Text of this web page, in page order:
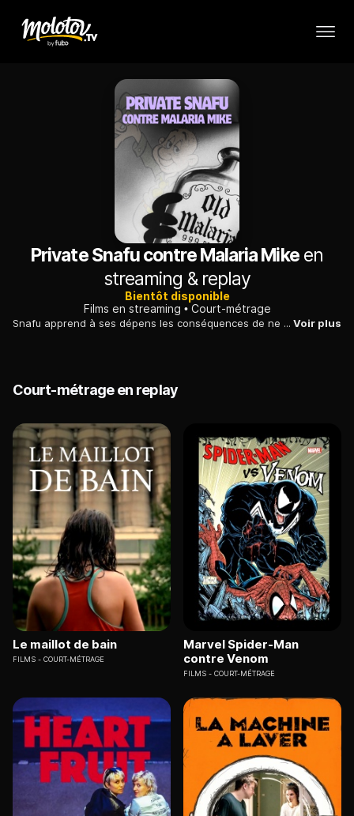
Private Snafu contre Malaria Mikeen
streaming & replay
Bientôt disponible
Films en streaming
Court-métrage
Snafu apprend à ses dépens les conséquences de ne pas se protéger de l'infection par le paludisme. Voir plus
Court-métrage en replay
Le maillot de bain
FILMS COURT-MÉTRAGE
Marvel Spider-Man
contre Venom
FILMS COURT-MÉTRAGE